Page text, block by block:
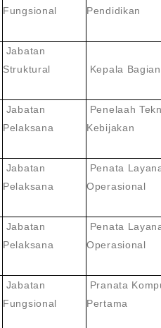
Fungsional
Pendidikan
Jabatan
Struktural
Kepala
Jabatan
Pelaksana
Penelaah
Kebijakan
Jabatan
Pelaksana
Penata
Operasional
Jabatan
Pelaksana
Penata
Operasional
Jabatan
Fungsional
Pranata
Pertama